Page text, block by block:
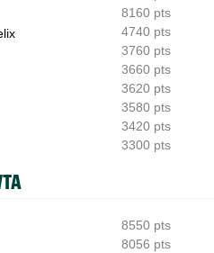
russe à une Ukrainienne
8160 pts
4740 pts
3760 pts
3660 pts
3620 pts
3580 pts
3420 pts
3300 pts
8550 pts
8056 pts